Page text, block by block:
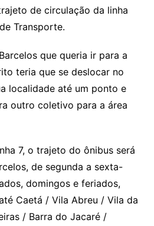
de circulação da linha
Transporte.
que queria ir para a
teria que se deslocar no
localidade até um ponto e
outro coletivo para a área
7, o trajeto do ônibus será
de segunda a sexta-
domingos e feriados,
Caetá / Vila Abreu / Vila da
/ Barra do Jacaré /